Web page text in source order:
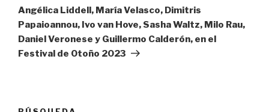
entrada
Angélica Liddell, María Velasco, Dimitris
Papaioannou, Ivo van Hove, Sasha Waltz, Milo Rau,
Daniel Veronese y Guillermo Calderón, en el
Festival de Otoño 2023